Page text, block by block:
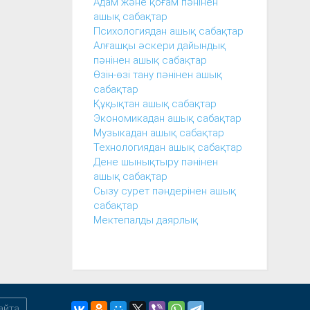
ашық сабақтар
Психологиядан ашық сабақтар
Алғашқы әскери дайындық
пәнінен ашық сабақтар
Өзін-өзі тану пәнінен ашық
сабақтар
Құқықтан ашық сабақтар
Экономикадан ашық сабақтар
Музыкадан ашық сабақтар
Технологиядан ашық сабақтар
Дене шынықтыру пәнінен
ашық сабақтар
Сызу сурет пәндерінен ашық
сабақтар
Мектепалды даярлық